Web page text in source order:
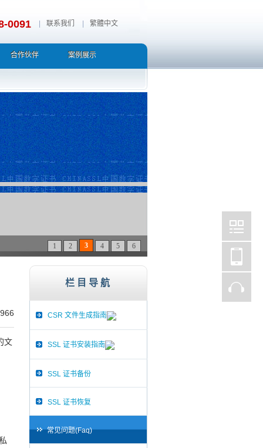
0091 联系我们 繁體中文
合作伙伴 案例展示
、Thawte、GlobalSign,服务器证书,256
1 2 3 4 5 6
文
栏目导航
CSR 文件生成指南
SSL 证书安装指南
SSL 证书备份
SSL 证书恢复
常见问题(Faq)